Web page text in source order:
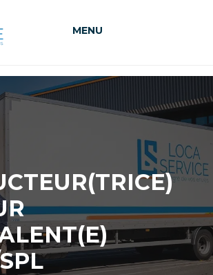
MENU